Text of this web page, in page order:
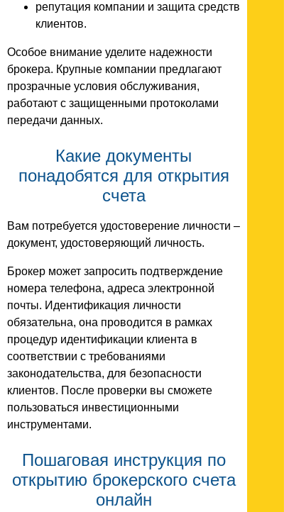
репутация компании и защита средств
клиентов.
Особое внимание уделите надежности
брокера. Крупные компании предлагают
прозрачные условия обслуживания,
работают с защищенными протоколами
передачи данных.
Какие документы
понадобятся для открытия
счета
Вам потребуется удостоверение личности –
документ, удостоверяющий личность.
Брокер может запросить подтверждение
номера телефона, адреса электронной
почты. Идентификация личности
обязательна, она проводится в рамках
процедур идентификации клиента в
соответствии с требованиями
законодательства, для безопасности
клиентов. После проверки вы сможете
пользоваться инвестиционными
инструментами.
Пошаговая инструкция по
открытию брокерского счета
онлайн